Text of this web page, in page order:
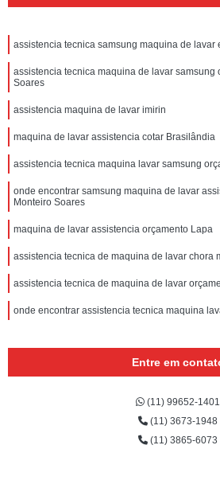
assistencia tecnica samsung maquina de lavar
assistencia tecnica maquina de lavar samsung
Soares
assistencia maquina de lavar imirin
maquina de lavar assistencia cotar Brasilândia
assistencia tecnica maquina lavar samsung
onde encontrar samsung maquina de lavar
Monteiro Soares
maquina de lavar assistencia orçamento Lapa
assistencia tecnica de maquina de lavar chora
assistencia tecnica de maquina de lavar
onde encontrar assistencia tecnica maquina
Entre em
(11) 99652-1401
(11) 3673-1948
(11) 3865-6073